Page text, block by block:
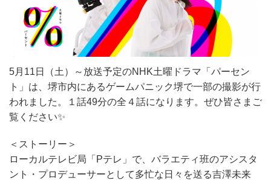
5月11日（土）～放送予定のNHK土曜ドラマ「パーセン
ト」は、堺市内にあるゲームパニック堺で一部の撮影が行
われました。１話49分の全４話になります。ぜひ皆さまご
覧ください✨
＜ストーリー＞
ローカルテレビ局「Pテレ」で、バラエティ班のアシスタ
ント・プロデューサーとして多忙な日々を送る吉澤未来